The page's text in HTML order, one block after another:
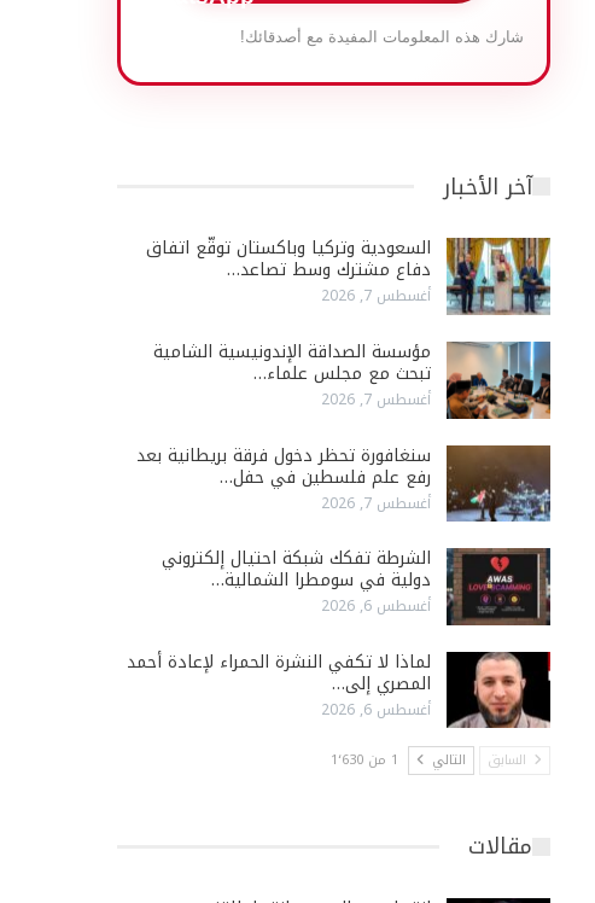
شارك هذه المعلومات المفيدة مع أصدقائك!
آخر الأخبار
السعودية وتركيا وباكستان توقّع اتفاق
دفاع مشترك وسط تصاعد…
أغسطس 7, 2026
مؤسسة الصداقة الإندونيسية الشامية
تبحث مع مجلس علماء…
أغسطس 7, 2026
سنغافورة تحظر دخول فرقة بريطانية بعد
رفع علم فلسطين في حفل…
أغسطس 7, 2026
الشرطة تفكك شبكة احتيال إلكتروني
دولية في سومطرا الشمالية…
أغسطس 6, 2026
لماذا لا تكفي النشرة الحمراء لإعادة أحمد
المصري إلى…
أغسطس 6, 2026
السابق التالي 1 من 1٬630
مقالات